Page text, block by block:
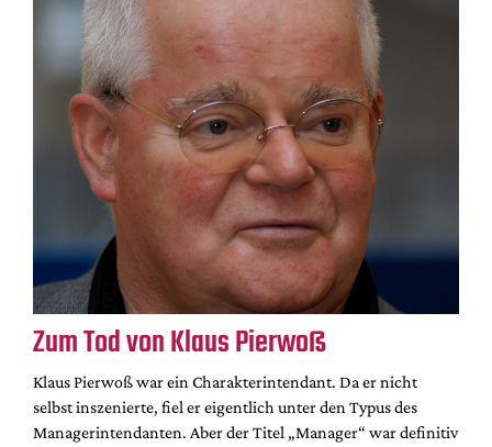
Zum Tod von Klaus Pierwoß
Klaus Pierwoß war ein Charakterintendant. Da er nicht
selbst inszenierte, fiel er eigentlich unter den Typus des
Managerintendanten. Aber der Titel „Manager“ war definitiv